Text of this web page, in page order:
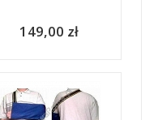
149,00 zł